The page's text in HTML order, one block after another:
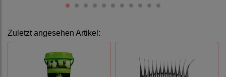
Zuletzt angesehen Artikel: